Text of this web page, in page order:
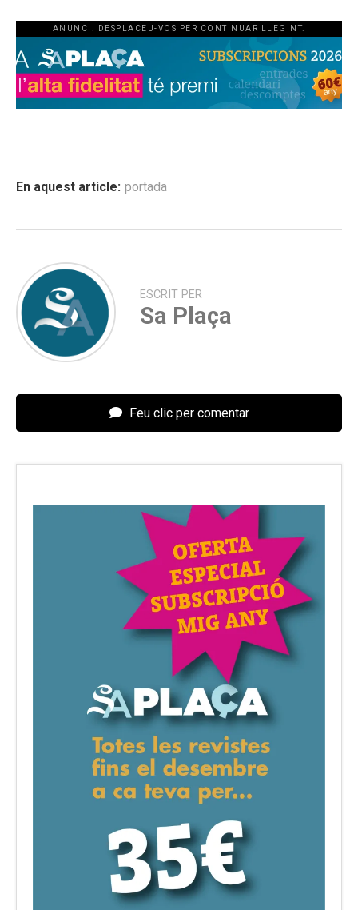
ANUNCI. DESPLACEU-VOS PER CONTINUAR LLEGINT.
En aquest article: portada
ESCRIT PER
Sa Plaça
Feu clic per comentar